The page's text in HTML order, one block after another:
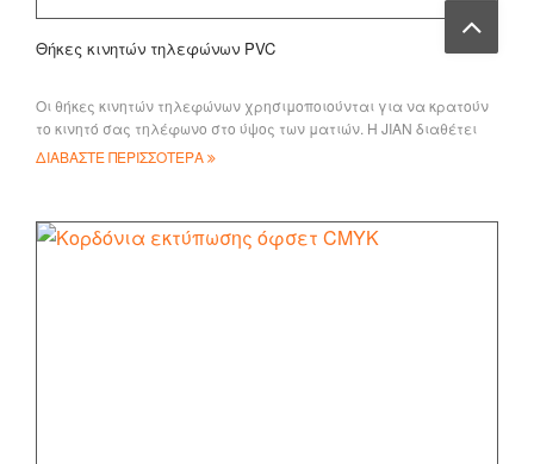
Θήκες κινητών τηλεφώνων PVC
Οι θήκες κινητών τηλεφώνων χρησιμοποιούνται για να κρατούν
το κινητό σας τηλέφωνο στο ύψος των ματιών. Η JIAN διαθέτει
μια μεγάλη ποικιλία από διαφορετικές θήκες κινητών
ΔΙΑΒΑΣΤΕ ΠΕΡΙΣΣΟΤΕΡΑ